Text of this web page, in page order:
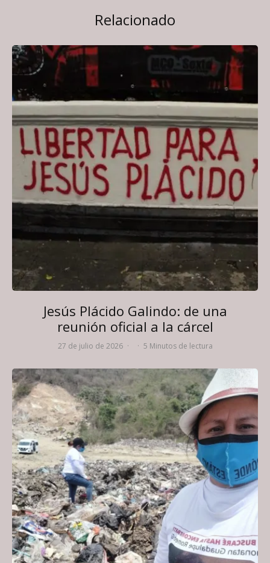
Relacionado
Jesús Plácido Galindo: de una
reunión oficial a la cárcel
27 de julio de 2026 · · 5 Minutos de lectura